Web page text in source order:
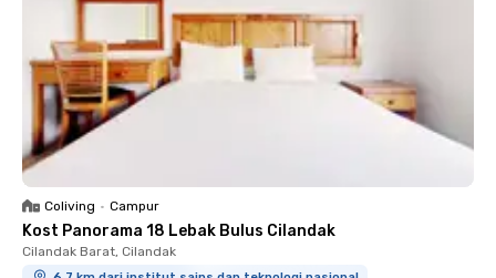
Coliving • Campur
Kost Panorama 18 Lebak Bulus Cilandak
Cilandak Barat, Cilandak